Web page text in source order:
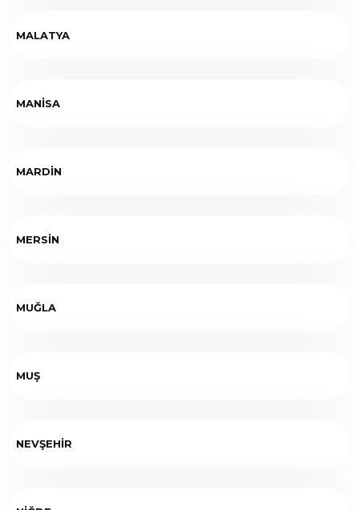
MALATYA
MANİSA
MARDİN
MERSİN
MUĞLA
MUŞ
NEVŞEHİR